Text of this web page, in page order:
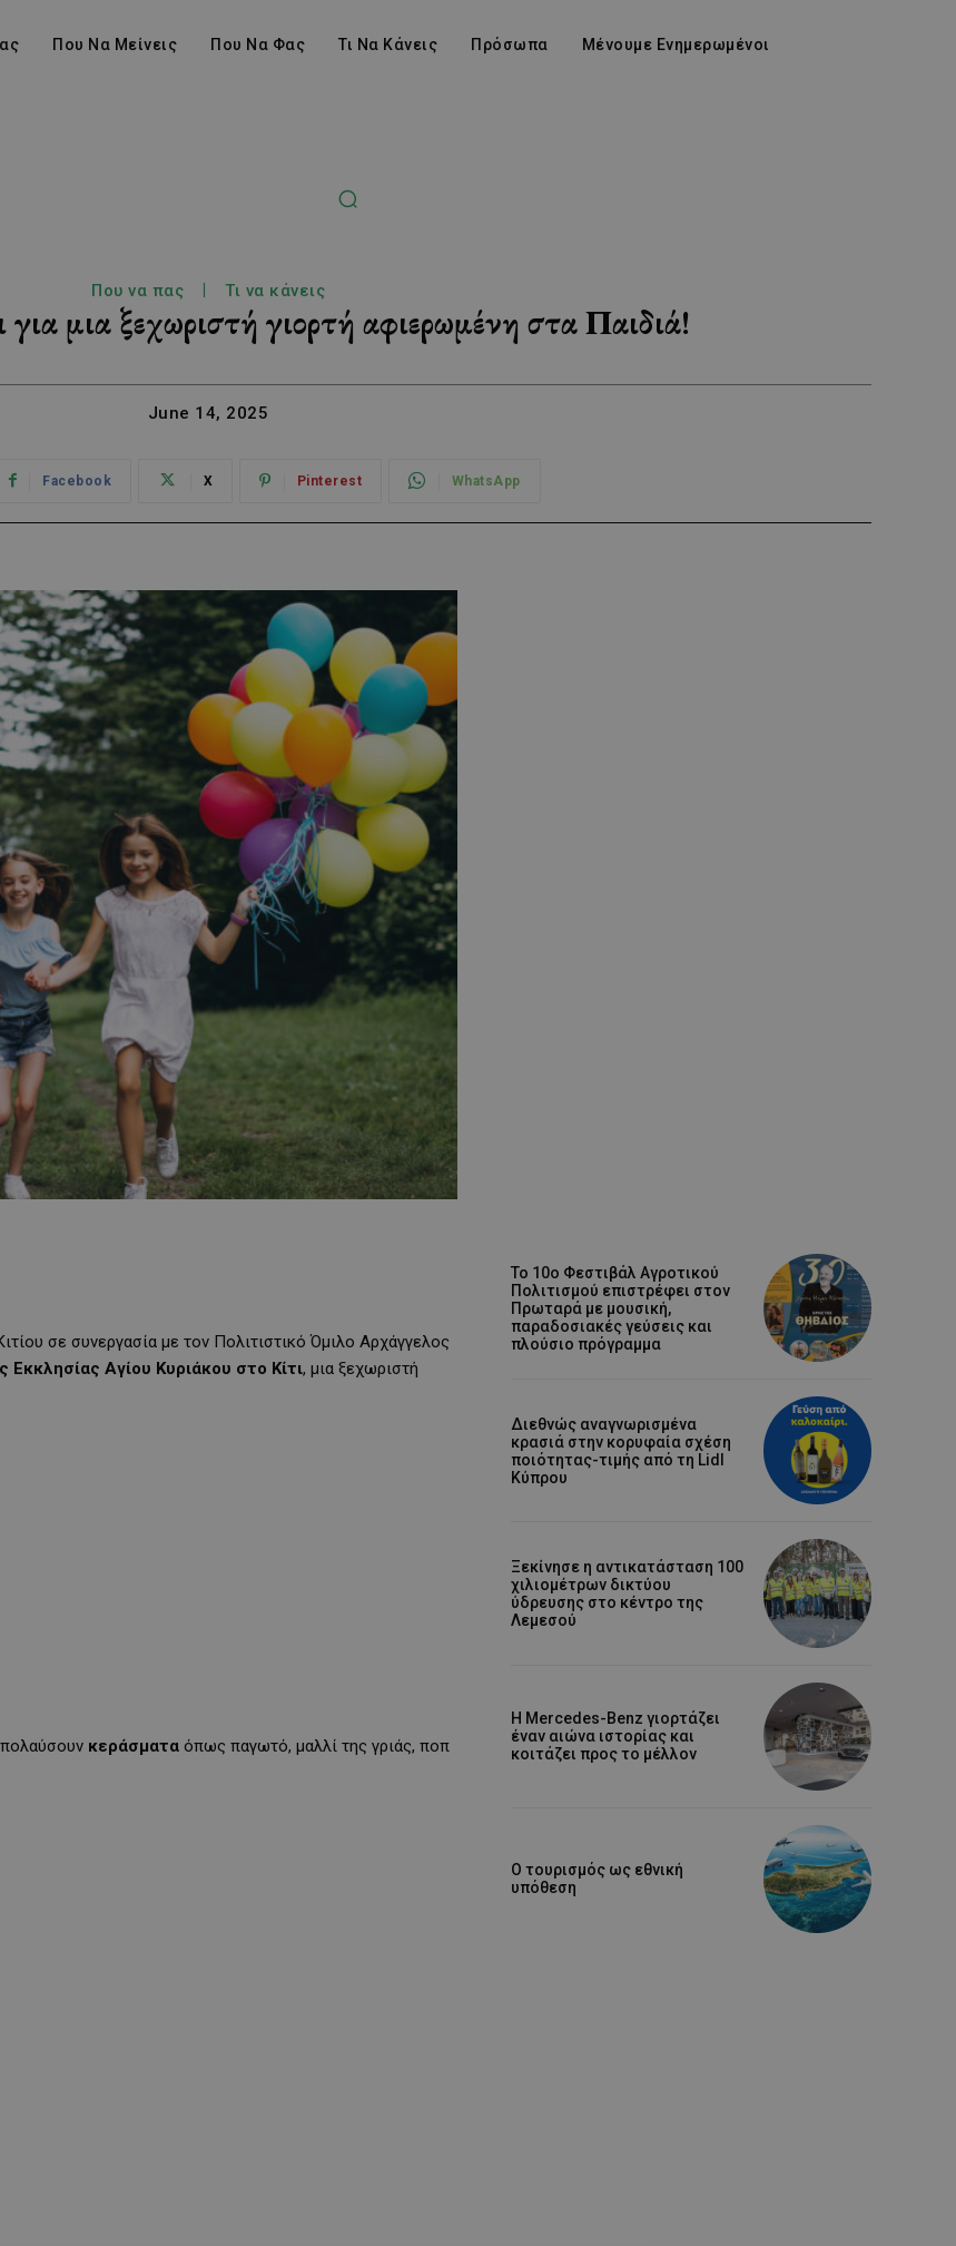
Που Να Μείνεις Που Να Φας Τι Να Κάνεις Πρόσωπα Μένουμε Ενημερωμένοι
Που να πας Τι να κάνεις
μια ξεχωριστή γιορτή αφιερωμένη στα Παιδιά!
June 14, 2025
Facebook X Pinterest WhatsApp
σε συνεργασία με τον Πολιτιστικό Όμιλο Αρχάγγελος
Εκκλησίας Αγίου Κυριάκου στο Κίτι, μια ξεχωριστή
κεράσματα όπως παγωτό, μαλλί της γριάς, ποπ
Το 10ο Φεστιβάλ Αγροτικού
Πολιτισμού επιστρέφει στον
Πρωταρά με μουσική,
παραδοσιακές γεύσεις και
πλούσιο πρόγραμμα
Διεθνώς αναγνωρισμένα
κρασιά στην κορυφαία σχέση
ποιότητας-τιμής από τη Lidl
Κύπρου
Ξεκίνησε η αντικατάσταση 100
χιλιομέτρων δικτύου
ύδρευσης στο κέντρο της
Λεμεσού
Η Mercedes-Benz γιορτάζει
έναν αιώνα ιστορίας και
κοιτάζει προς το μέλλον
Ο τουρισμός ως εθνική
υπόθεση